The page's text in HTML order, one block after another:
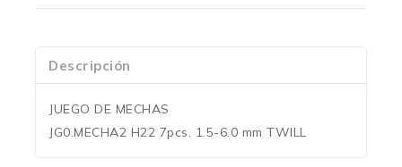
Descripción
JUEGO DE MECHAS
JG0.MECHA2 H22 7pcs. 1.5-6.0 mm TWILL